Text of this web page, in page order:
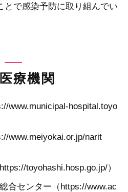
とで感染予防に取り組んでい
療機関
www.municipal-hospital.toyo
www.meiyokai.or.jp/narit
https://toyohashi.hosp.go.jp/）
合センター（https://www.ac